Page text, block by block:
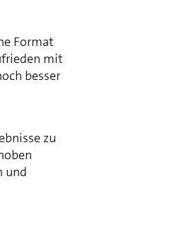
Format
mit
besser
zu
und